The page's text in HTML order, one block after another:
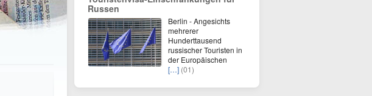
Russen
Berlin - Angesichts
mehrerer
Hunderttausend
russischer Touristen in
der Europäischen
[…] (01)